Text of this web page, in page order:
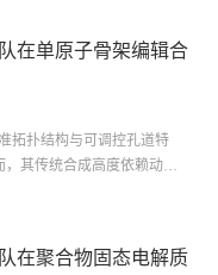
气的选择性吸附。研究发现
，同时在含10% CH4 (3
在单原子骨架编辑合
拓扑结构与可调控孔道特
其传统合成高度依赖动态
子骨架编辑”技术尝试向晶
在聚合物固态电解质